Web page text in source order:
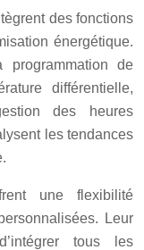
des fonctions
énergétique.
de
différentielle,
des heures
les tendances
une flexibilité
Leur
tous les